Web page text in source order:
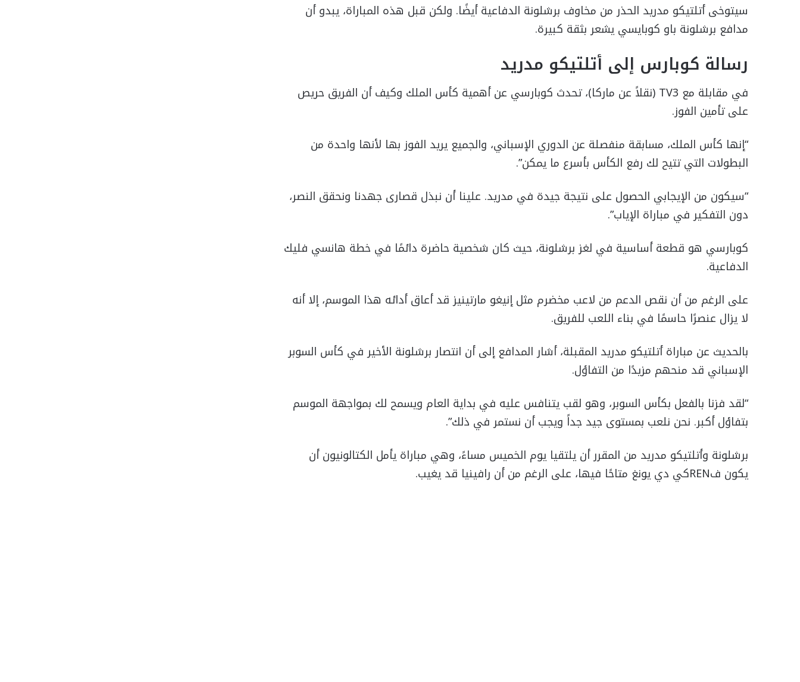
سيتوخى أتلتيكو مدريد الحذر من مخاوف برشلونة الدفاعية أيضًا. ولكن قبل هذه المباراة، يبدو أن
مدافع برشلونة باو كوبايسي يشعر بثقة كبيرة.
رسالة كوبارس إلى أتلتيكو مدريد
في مقابلة مع TV3 (نقلاً عن ماركا)، تحدث كوبارسي عن أهمية كأس الملك وكيف أن الفريق حريص
على تأمين الفوز.
“إنها كأس الملك، مسابقة منفصلة عن الدوري الإسباني، والجميع يريد الفوز بها لأنها واحدة من
البطولات التي تتيح لك رفع الكأس بأسرع ما يمكن”.
“سيكون من الإيجابي الحصول على نتيجة جيدة في مدريد. علينا أن نبذل قصارى جهدنا ونحقق النصر،
دون التفكير في مباراة الإياب”.
كوبارسي هو قطعة أساسية في لغز برشلونة، حيث كان شخصية حاضرة دائمًا في خطة هانسي فليك
الدفاعية.
على الرغم من أن نقص الدعم من لاعب مخضرم مثل إنيغو مارتينيز قد أعاق أدائه هذا الموسم، إلا أنه
لا يزال عنصرًا حاسمًا في بناء اللعب للفريق.
بالحديث عن مباراة أتلتيكو مدريد المقبلة، أشار المدافع إلى أن انتصار برشلونة الأخير في كأس السوبر
الإسباني قد منحهم مزيدًا من التفاؤل.
“لقد فزنا بالفعل بكأس السوبر، وهو لقب يتنافس عليه في بداية العام ويسمح لك بمواجهة الموسم
بتفاؤل أكبر. نحن نلعب بمستوى جيد جداً ويجب أن نستمر في ذلك”.
برشلونة وأتلتيكو مدريد من المقرر أن يلتقيا يوم الخميس مساءً، وهي مباراة يأمل الكتالونيون أن
يكون فRENكي دي يونغ متاحًا فيها، على الرغم من أن رافينيا قد يغيب.